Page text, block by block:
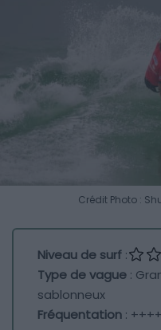
Crédit Photo :
Niveau de surf :
Type de vague :
sablonneux
Fréquentation : ++++